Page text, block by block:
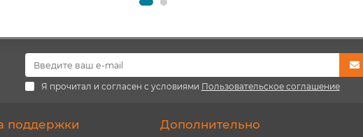
Я прочитал и согласен с условиями Пользовательское соглашение
поддержки Дополнительно